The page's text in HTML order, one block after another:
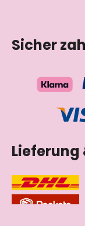
Sicher
Lieferung